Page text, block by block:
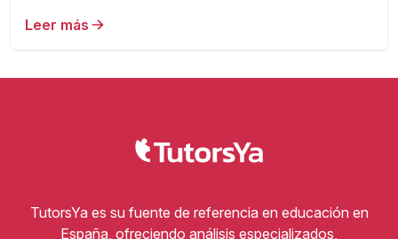
Leer más
TutorsYa es su fuente de referencia en educación en
España, ofreciendo análisis especializados,